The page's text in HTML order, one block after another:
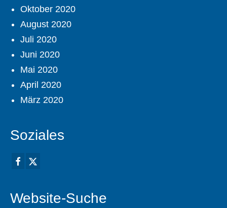
Oktober 2020
August 2020
Juli 2020
Juni 2020
Mai 2020
April 2020
März 2020
Soziales
Website-Suche